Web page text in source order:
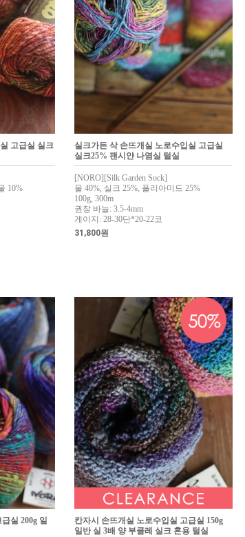
고급실 실크
10%
실크가든 삭 손뜨개실 노로수입실 고급실
실크25% 팬시얀 나염실 털실
[NORO][Silk Garden Sock]
울 40%, 실크 25%, 폴리아미드 25%
100g, 300m
권장 바늘: 3.5-4mm
게이지: 28-30단*20-22코
31,800원
실 200g 일
칸자시 손뜨개실 노로수입실 고급실 150g
일반 실 3배 양 부클레 실크 혼용 털실